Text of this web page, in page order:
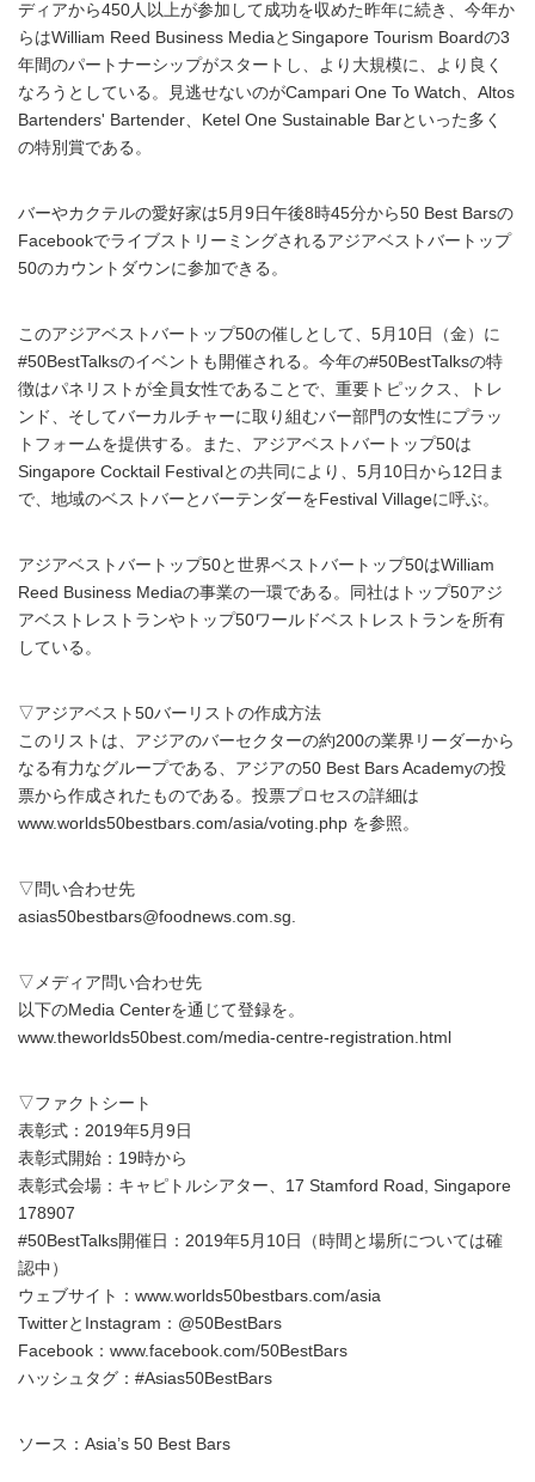
ディアから450人以上が参加して成功を収めた昨年に続き、今年か
らはWilliam Reed Business MediaとSingapore Tourism Boardの3
年間のパートナーシップがスタートし、より大規模に、より良く
なろうとしている。見逃せないのがCampari One To Watch、Altos
Bartenders' Bartender、Ketel One Sustainable Barといった多く
の特別賞である。
バーやカクテルの愛好家は5月9日午後8時45分から50 Best Barsの
Facebookでライブストリーミングされるアジアベストバートップ
50のカウントダウンに参加できる。
このアジアベストバートップ50の催しとして、5月10日（金）に
#50BestTalksのイベントも開催される。今年の#50BestTalksの特
徴はパネリストが全員女性であることで、重要トピックス、トレ
ンド、そしてバーカルチャーに取り組むバー部門の女性にプラッ
トフォームを提供する。また、アジアベストバートップ50は
Singapore Cocktail Festivalとの共同により、5月10日から12日ま
で、地域のベストバーとバーテンダーをFestival Villageに呼ぶ。
アジアベストバートップ50と世界ベストバートップ50はWilliam
Reed Business Mediaの事業の一環である。同社はトップ50アジ
アベストレストランやトップ50ワールドベストレストランを所有
している。
▽アジアベスト50バーリストの作成方法
このリストは、アジアのバーセクターの約200の業界リーダーから
なる有力なグループである、アジアの50 Best Bars Academyの投
票から作成されたものである。投票プロセスの詳細は
www.worlds50bestbars.com/asia/voting.php を参照。
▽問い合わせ先
asias50bestbars@foodnews.com.sg.
▽メディア問い合わせ先
以下のMedia Centerを通じて登録を。
www.theworlds50best.com/media-centre-registration.html
▽ファクトシート
表彰式：2019年5月9日
表彰式開始：19時から
表彰式会場：キャピトルシアター、17 Stamford Road, Singapore
178907
#50BestTalks開催日：2019年5月10日（時間と場所については確
認中）
ウェブサイト：www.worlds50bestbars.com/asia
TwitterとInstagram：@50BestBars
Facebook：www.facebook.com/50BestBars
ハッシュタグ：#Asias50BestBars
ソース：Asia’s 50 Best Bars